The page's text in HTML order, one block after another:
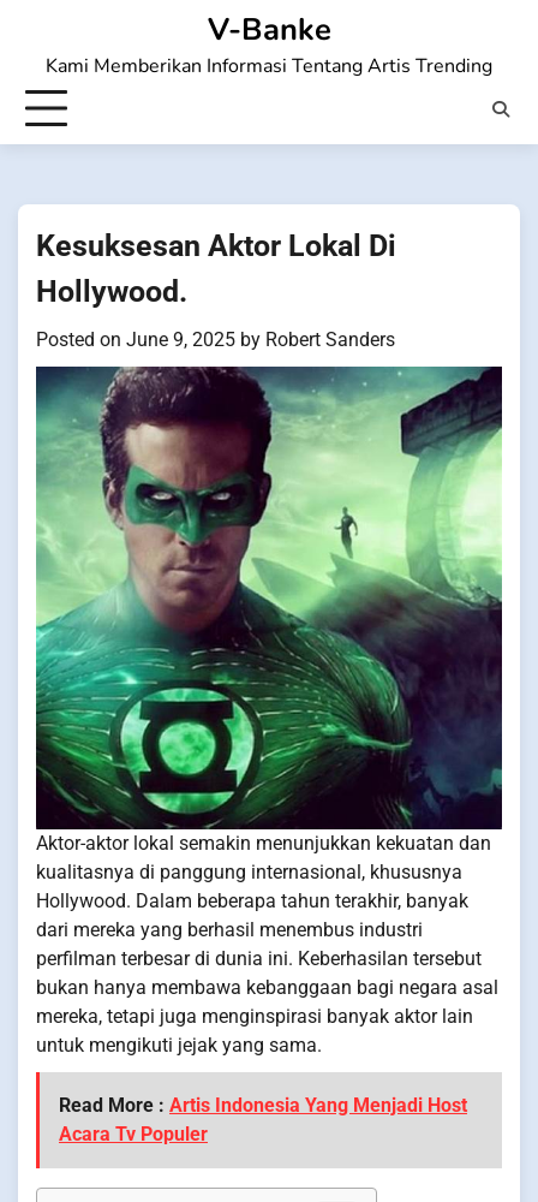
content
V-Banke
Kami Memberikan Informasi Tentang Artis Trending
Kesuksesan Aktor Lokal Di
Hollywood.
Posted on June 9, 2025 by Robert Sanders
Aktor-aktor lokal semakin menunjukkan kekuatan dan
kualitasnya di panggung internasional, khususnya
Hollywood. Dalam beberapa tahun terakhir, banyak
dari mereka yang berhasil menembus industri
perfilman terbesar di dunia ini. Keberhasilan tersebut
bukan hanya membawa kebanggaan bagi negara asal
mereka, tetapi juga menginspirasi banyak aktor lain
untuk mengikuti jejak yang sama.
Read More : Artis Indonesia Yang Menjadi Host
Acara Tv Populer